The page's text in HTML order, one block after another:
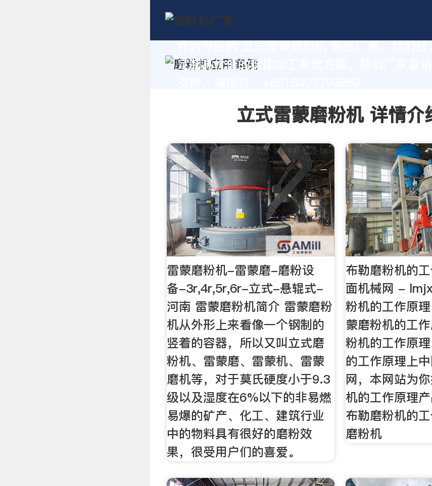
定制高价值的粉体加工系统方案。获取厂家直销
立式雷蒙磨粉机 详情介
雷蒙磨粉机-雷蒙磨-磨粉设
备-3r,4r,5r,6r-立式-悬辊式-
河南 雷蒙磨粉机简介 雷蒙磨粉
机从外形上来看像一个钢制的
竖着的容器，所以又叫立式磨
粉机、雷蒙磨、雷蒙机、雷蒙
磨机等，对于莫氏硬度小于9.3
级以及湿度在6%以下的非易燃
易爆的矿产、化工、建筑行业
中的物料具有很好的磨粉效
果，很受用户们的喜爱。
布勒磨粉机的
面机械网 -
粉机的工作原
蒙磨粉机的工
粉机的工作原
的工作原理上
网，本网站为
机的工作原理
布勒磨粉机的工
磨粉机